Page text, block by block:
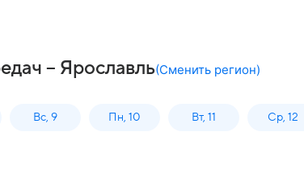
– Ярославль(Сменить регион)
Вс, 9 Пн, 10 Вт, 11 Ср, 12